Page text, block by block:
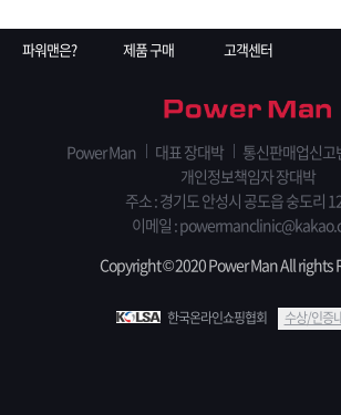
파워맨은? 제품 구매 고객센터
Power Man 대표 장대박
통신판매업신
개인정보책임자 장대박
주소 : 경기도 안성시 공도읍 숭도리
이메일 :
Copyright © 2020 Power Man All rights
한국온라인쇼핑협회 수상/인증